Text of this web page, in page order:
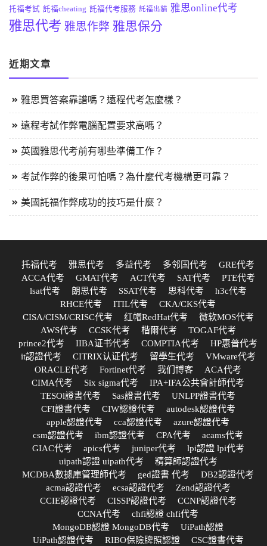
托福考試 託福cheating 託福代考服務 託福出貓 雅思online代考
雅思代考 雅思作弊 雅思保分
近期文章
雅思買答案靠譜嗎？遠程代考怎麼樣？
遠程考試作弊電腦配置要求高嗎？
英國雅思代考前有哪些準備工作？
考試作弊的後果可怕嗎？為什麼代考機構更可靠？
美國託福作弊成功的技巧是什麼？
托福代考 雅思代考 多益代考 多邻国代考
GRE代考
ACCA代考
GMAT代考 ACT代考 SAT代考
PTE代考
lsat代考
朗思代考 SSAT代考 思科代考
h3c代考
RHCE代考
ITIL代考
CKA/CKS代考
CISA/CISM/CRISC代考
红帽RedHat代考
微软MOS代考
AWS代考
CCSK代考 楷爾代考
TOGAF代考
prince2代考
IIBA证书代考 COMPTIA代考
HP惠普代考
it認證代考
CITRIX认证代考 留學生代考
VMware代考
ORACLE代考
Fortinet代考 我们博客
ACA代考
CIMA代考
Six sigma代考
IPA+IFA公共會計師代考
TESOl證書代考
Sas證書代考
UNLPP證書代考
CFI證書代考
CIW認證代考
autodesk認證代考
apple認證代考
cca認證代考
azure認證代考
csm認證代考
ibm認證代考 CPA代考
acams代考
GIAC代考
apics代考 juniper代考
lpi認證 lpi代考
uipath認證 uipath代考
精算師認證代考
MCDBA數據庫管理師代考
ged證書 代考
DB2認證代考
acma認證代考
ecsa認證代考
Zend認證代考
CCIE認證代考
CISSP認證代考
CCNP認證代考
CCNA代考
chfi認證 chfi代考
MongoDB認證 MongoDB代考
UiPath認證
UiPath認證代考
RIBO保險牌照認證
CSC證書代考